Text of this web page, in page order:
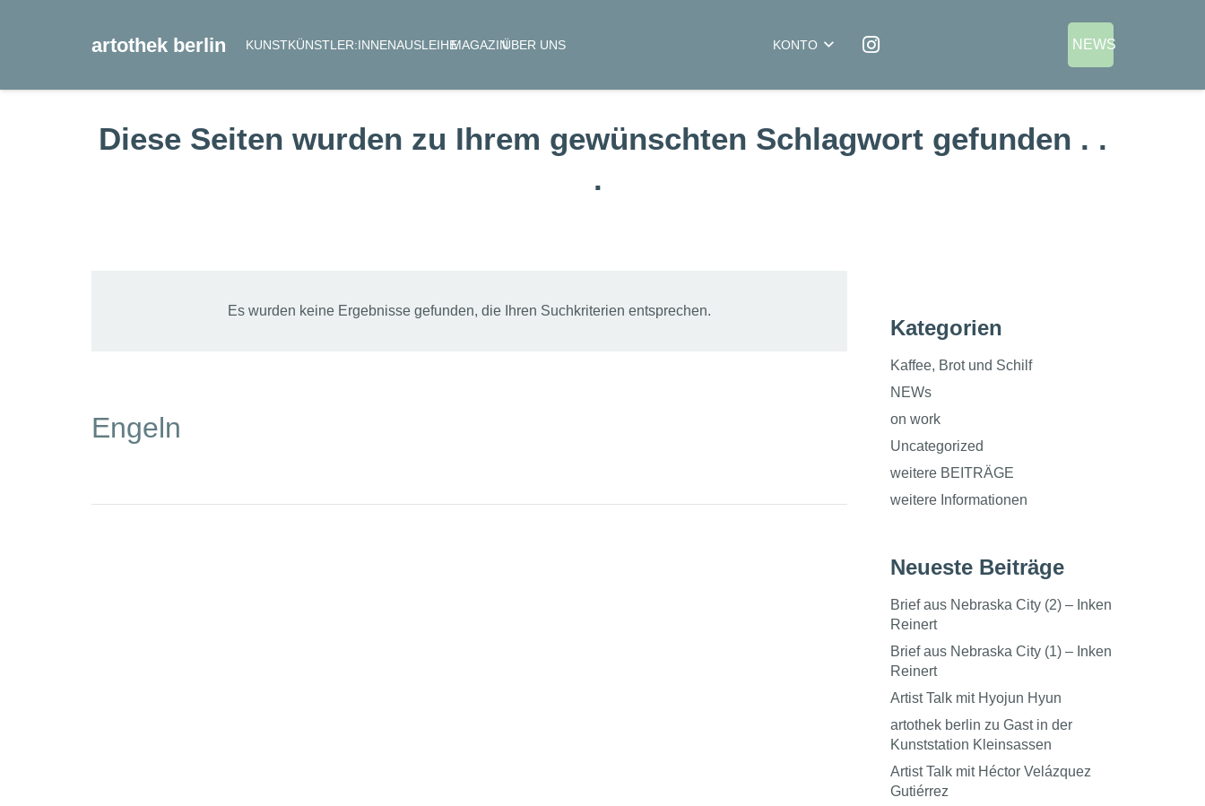
artothek berlin KUNSTKÜNSTLER:INNENAUSLEIHEMAGAZINÜBER UNS KONTO NEWS
Diese Seiten wurden zu Ihrem gewünschten Schlagwort gefunden . .
.
Es wurden keine Ergebnisse gefunden, die Ihren Suchkriterien entsprechen.
Engeln
Kategorien
Kaffee, Brot und Schilf
NEWs
on work
Uncategorized
weitere BEITRÄGE
weitere Informationen
Neueste Beiträge
Brief aus Nebraska City (2) – Inken
Reinert
Brief aus Nebraska City (1) – Inken
Reinert
Artist Talk mit Hyojun Hyun
artothek berlin zu Gast in der
Kunststation Kleinsassen
Artist Talk mit Héctor Velázquez
Gutiérrez